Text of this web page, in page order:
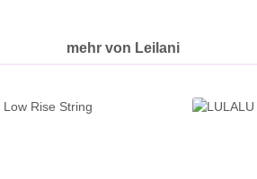
mehr von Leilani